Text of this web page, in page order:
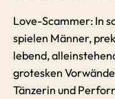
Love-Scammer: In
spielen Männer,
lebend,
grotesken
Tänzerin und